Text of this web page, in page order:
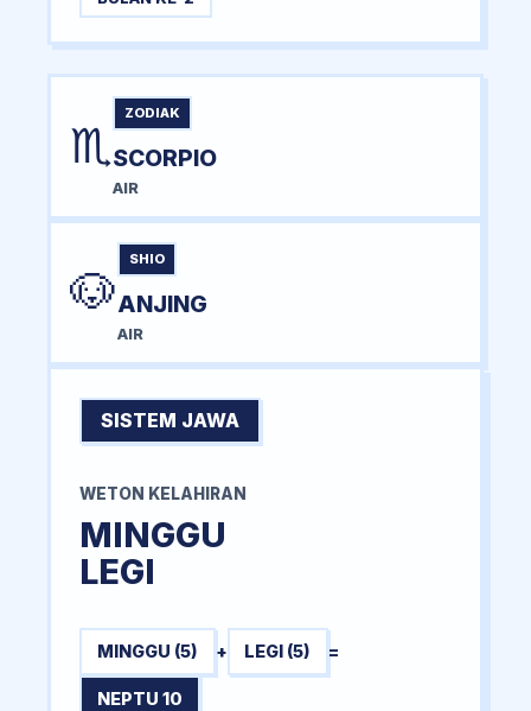
♏
ZODIAK
SCORPIO
AIR
🐶
SHIO
ANJING
AIR
SISTEM JAWA
WETON KELAHIRAN
MINGGU
LEGI
MINGGU (5) + LEGI (5) =
NEPTU 10